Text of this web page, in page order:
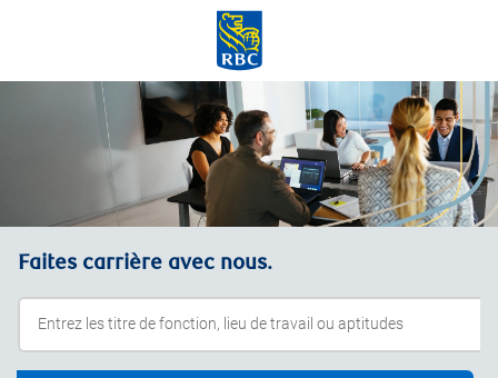
Skip to main content
Faites carrière avec nous.